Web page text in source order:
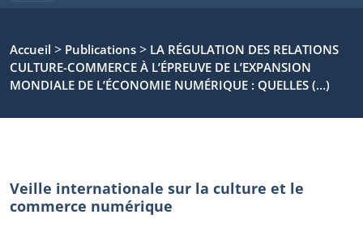
Accueil > Publications > LA RÉGULATION DES RELATIONS
CULTURE-COMMERCE À L’ÉPREUVE DE L’EXPANSION
MONDIALE DE L’ÉCONOMIE NUMÉRIQUE : QUELLES (…)
Veille internationale sur la culture et le
commerce numérique